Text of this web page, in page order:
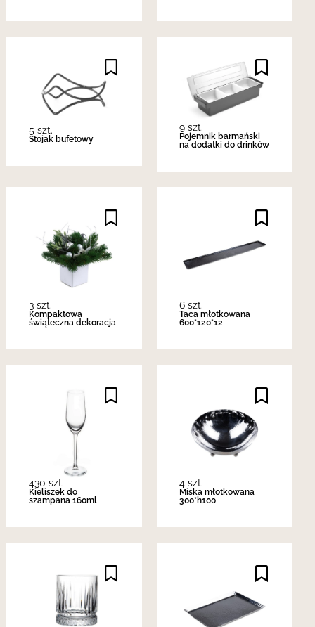
5 szt.
Stojak bufetowy
9 szt.
Pojemnik barmański
na dodatki do drinków
3 szt.
Kompaktowa
świąteczna dekoracja
6 szt.
Taca młotkowana
600*120*12
430 szt.
Kieliszek do
szampana 160ml
4 szt.
Miska młotkowana
300*h100